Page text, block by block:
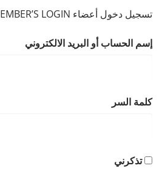
تسجيل دخول أعضاء MEMBER’S LOGIN
إسم الحساب أو البريد الالكتروني
كلمة السر
تذكرني